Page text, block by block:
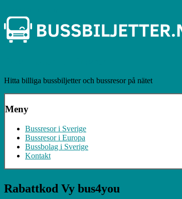
Hitta billiga bussbiljetter och bussresor på nätet
Meny
Bussresor i Sverige
Bussresor i Europa
Bussbolag i Sverige
Kontakt
Rabattkod Vy bus4you